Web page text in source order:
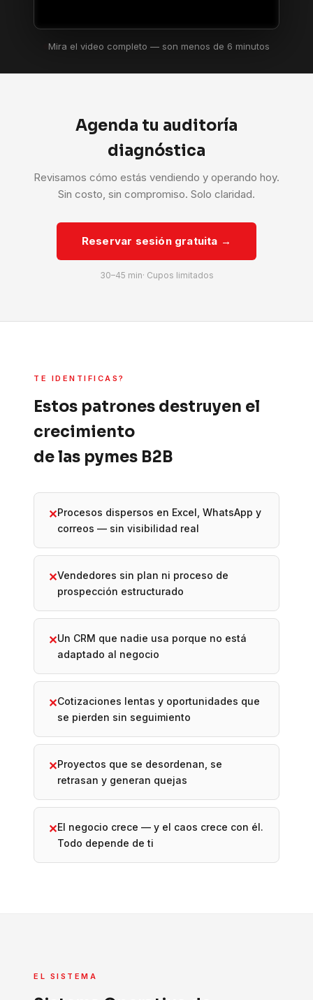
Mira el video completo — son menos de 6 minutos
Agenda tu auditoría
diagnóstica
Revisamos cómo estás vendiendo y operando hoy.
Sin costo, sin compromiso. Solo claridad.
Reservar sesión gratuita →
30–45 min· Cupos limitados
TE IDENTIFICAS?
Estos patrones destruyen el
crecimiento
de las pymes B2B
✕Procesos dispersos en Excel, WhatsApp y
correos — sin visibilidad real
✕Vendedores sin plan ni proceso de
prospección estructurado
✕Un CRM que nadie usa porque no está
adaptado al negocio
✕Cotizaciones lentas y oportunidades que
se pierden sin seguimiento
✕Proyectos que se desordenan, se
retrasan y generan quejas
✕El negocio crece — y el caos crece con él.
Todo depende de ti
EL SISTEMA